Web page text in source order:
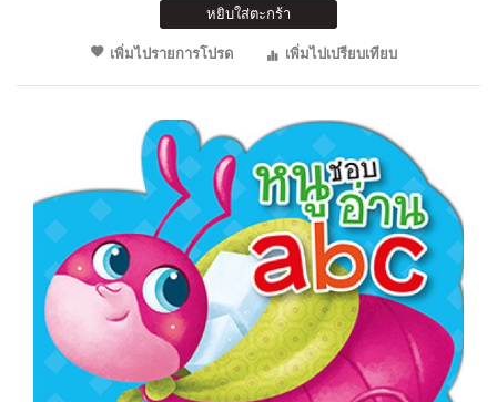
หยิบใส่ตะกร้า
เพิ่มไปรายการโปรด
เพิ่มไปเปรียบเทียบ